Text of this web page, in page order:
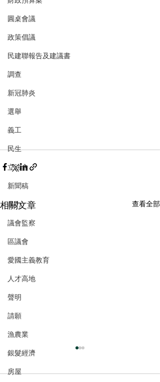
圓桌會議
政策倡議
民建聯報告及建議書
調查
新冠肺炎
選舉
義工
民生
立法會
新聞稿
暴力
議會監察
區議會
愛國主義教育
人才高地
聲明
請願
漁農業
銀髮經濟
房屋
相關文章 查看全部